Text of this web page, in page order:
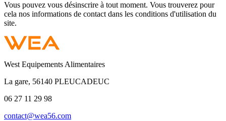
Vous pouvez vous désinscrire à tout moment. Vous trouverez pour
cela nos informations de contact dans les conditions d'utilisation du
site.
West Equipements Alimentaires
La gare, 56140 PLEUCADEUC
06 27 11 29 98
contact@wea56.com